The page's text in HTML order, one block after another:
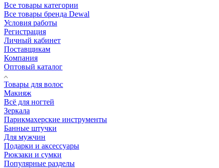
Все товары категории
Все товары бренда Dewal
Условия работы
Регистрация
Личный кабинет
Поставщикам
Компания
Оптовый каталог
Товары для волос
Макияж
Всё для ногтей
Зеркала
Парикмахерские инструменты
Банные штучки
Для мужчин
Подарки и аксессуары
Рюкзаки и сумки
Популярные разделы